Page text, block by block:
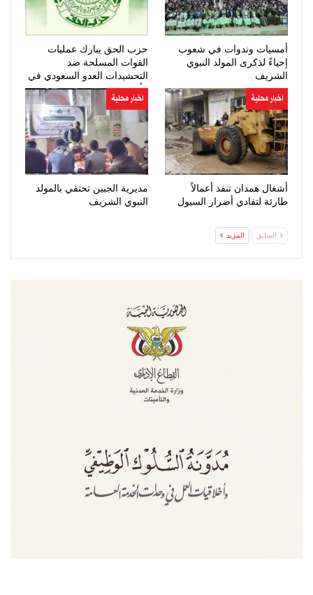
أمسيات وندوات في شعوب
إحياءً لذكرى المولد النبوي
الشريف
حزب الحق يبارك عمليات
القوات المسلحة ضد
التحشيدات العدو السعودي في
مأرب وحضرموت
اخبار محلية
أشغال همدان تنفذ أعمالاً
طارئة لتفادي أضرار السيول
اخبار محلية
مديرية الجبين تحتفي بالمولد
النبوي الشريف
السابق المزيد